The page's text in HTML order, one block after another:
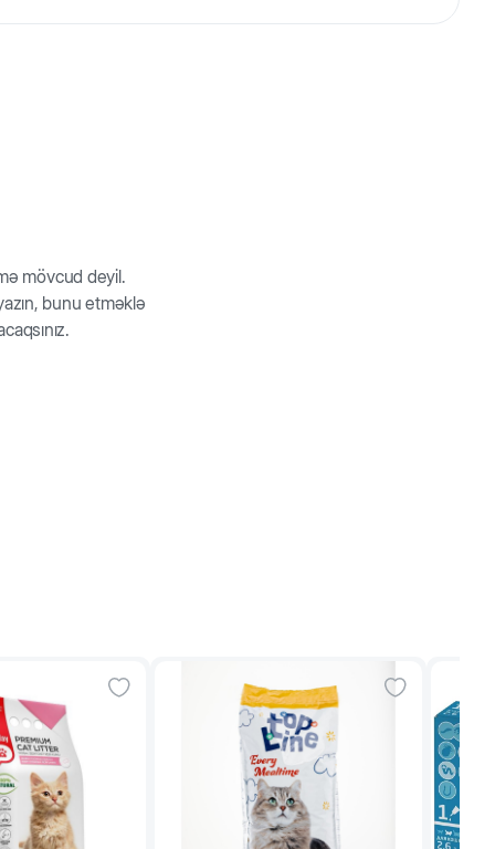
rahatlıq təmin etmək üçün yuvarlaq bir daşıyıcı
təmin edir. Rahat tutacaq asanlıqla yığıla və
mövcud deyil.
bunu etməklə